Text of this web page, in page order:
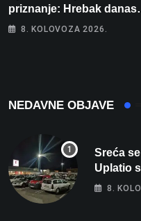
priznanje: Hrebak danas
Parizu predstavlja
8. KOLOVOZA 2026.
NEDAVNE OBJAVE
Sreća
Uplatio
808.